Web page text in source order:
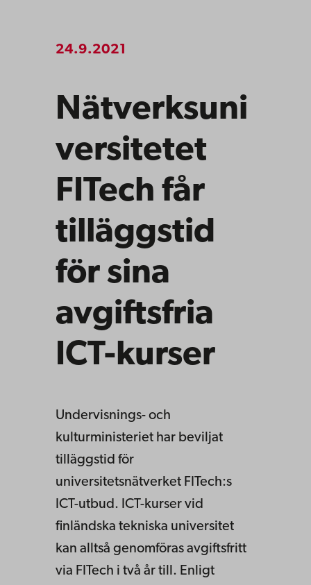
24.9.2021
Nätverksuni
versitetet
FITech får
tilläggstid
för sina
avgiftsfria
ICT-kurser
Undervisnings- och
kulturministeriet har beviljat
tilläggstid för
universitetsnätverket FITech:s
ICT-utbud. ICT-kurser vid
finländska tekniska universitet
kan alltså genomföras avgiftsfritt
via FITech i två år till. Enligt